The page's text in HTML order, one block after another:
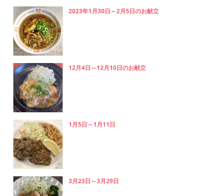
2023年1月30日～2月5日のお献立
12月4日～12月10日のお献立
1月5日～1月11日
3月23日～3月29日